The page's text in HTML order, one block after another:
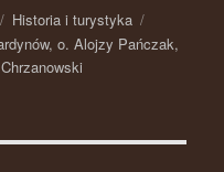
Kategorie
Historia i turystyka
,o. Alojzy Pańczak,